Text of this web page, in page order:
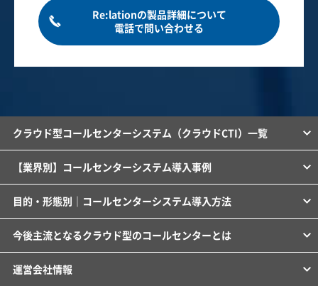
Re:lationの製品詳細について
電話で問い合わせる
クラウド型コールセンターシステム（クラウドCTI）一覧
【業界別】コールセンターシステム導入事例
目的・形態別｜コールセンターシステム導入方法
今後主流となるクラウド型のコールセンターとは
運営会社情報